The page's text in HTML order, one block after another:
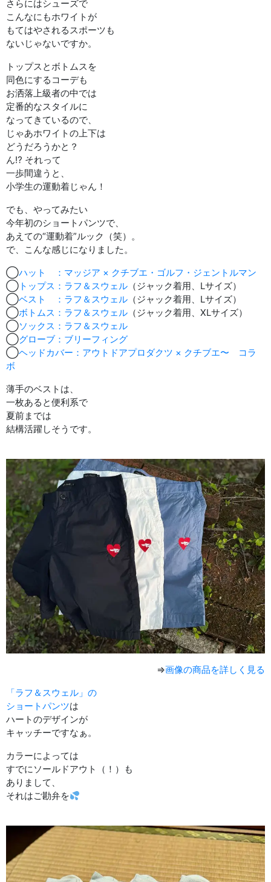
さらにはシューズで
こんなにもホワイトが
もてはやされるスポーツも
ないじゃないですか。
トップスとボトムスを
同色にするコーデも
お洒落上級者の中では
定番的なスタイルに
なってきているので、
じゃあホワイトの上下は
どうだろうかと？
ん⁉︎ それって
一歩間違うと、
小学生の運動着じゃん！
でも、やってみたい
今年初のショートパンツで、
あえての“運動着”ルック（笑）。
で、こんな感じになりました。
◯ハット ：マッジア × クチブエ・ゴルフ・ジェントルマン
◯ トップス：ラフ＆スウェル （ジャック着用、Lサイズ）
◯ベスト ：ラフ＆スウェル （ジャック着用、Lサイズ）
◯ボトムス：ラフ＆スウェル （ジャック着用、XLサイズ）
◯ソックス：ラフ＆スウェル
◯グローブ：ブリーフィング
◯ヘッドカバー：アウトドアプロダクツ × クチブエ〜 コラ
ボ
薄手のベストは、
一枚あると便利系で
夏前までは
結構活躍しそうです。
⇒画像の商品を詳しく見る
「ラフ＆スウェル」の
ショートパンツは
ハートのデザインが
キャッチーですなぁ。
カラーによっては
すでにソールドアウト（！）も
ありまして、
それはご勘弁を